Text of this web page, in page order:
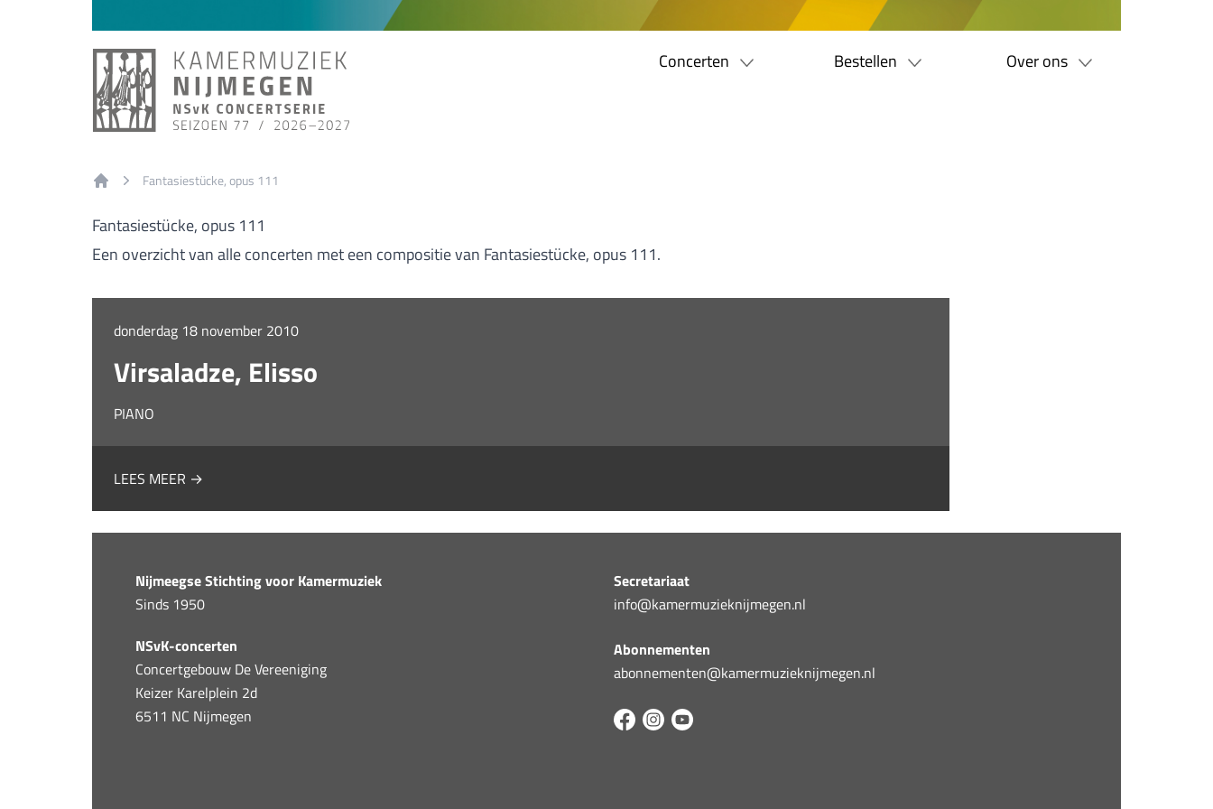
Concerten Bestellen Over ons
Fantasiestücke, opus 111
Fantasiestücke, opus 111
Een overzicht van alle concerten met een compositie van Fantasiestücke, opus 111.
donderdag 18 november 2010
Virsaladze, Elisso
PIANO
LEES MEER →
Nijmeegse Stichting voor Kamermuziek
Sinds 1950
NSvK-concerten
Concertgebouw De Vereeniging
Keizer Karelplein 2d
6511 NC Nijmegen
Secretariaat
info@kamermuzieknijmegen.nl
Abonnementen
abonnementen@kamermuzieknijmegen.nl